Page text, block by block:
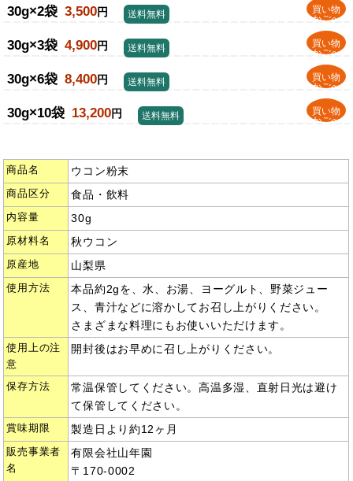
30g×2袋 3,500円
買い物
かごへ
送料無料
30g×3袋 4,900円
買い物
かごへ
送料無料
30g×6袋 8,400円
買い物
かごへ
送料無料
30g×10袋 13,200円
買い物
かごへ
送料無料
商品名 ウコン粉末
商品区分 食品・飲料
内容量 30g
原材料名 秋ウコン
原産地 山梨県
使用方法
本品約2gを、水、お湯、ヨーグルト、野菜ジュー
ス、青汁などに溶かしてお召し上がりください。
さまざまな料理にもお使いいただけます。
使用上の注
意
開封後はお早めに召し上がりください。
保存方法
常温保管してください。高温多湿、直射日光は避け
て保管してください。
賞味期限 製造日より約12ヶ月
販売事業者
名
有限会社山年園
〒170-0002